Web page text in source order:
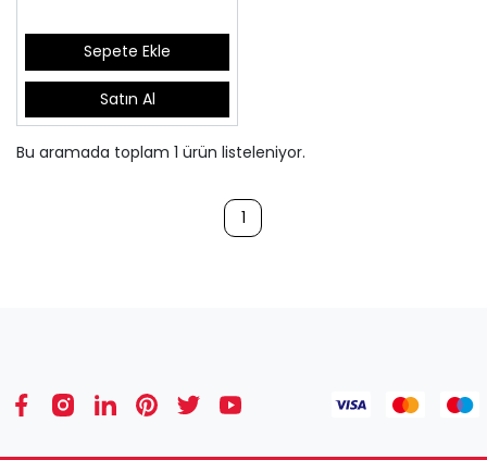
Sepete Ekle
Satın Al
Bu aramada toplam 1 ürün listeleniyor.
1